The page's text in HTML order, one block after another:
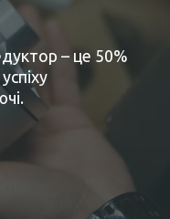
– це 50%